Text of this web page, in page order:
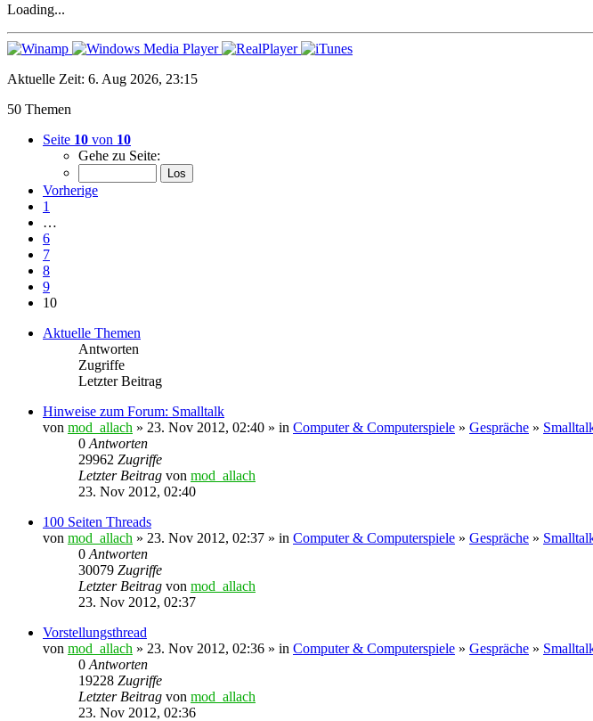
Loading...
Aktuelle Zeit: 6. Aug 2026, 23:15
50 Themen
Seite 10 von 10
Gehe zu Seite:
Vorherige
1
…
6
7
8
9
10
Aktuelle Themen
Antworten
Zugriffe
Letzter Beitrag
Hinweise zum Forum: Smalltalk
von mod_allach » 23. Nov 2012, 02:40 » in Computer & Computerspiele » Gespräche »
0 Antworten
29962 Zugriffe
Letzter Beitrag von mod_allach
23. Nov 2012, 02:40
100 Seiten Threads
von mod_allach » 23. Nov 2012, 02:37 » in Computer & Computerspiele » Gespräche »
0 Antworten
30079 Zugriffe
Letzter Beitrag von mod_allach
23. Nov 2012, 02:37
Vorstellungsthread
von mod_allach » 23. Nov 2012, 02:36 » in Computer & Computerspiele » Gespräche »
0 Antworten
19228 Zugriffe
Letzter Beitrag von mod_allach
23. Nov 2012, 02:36